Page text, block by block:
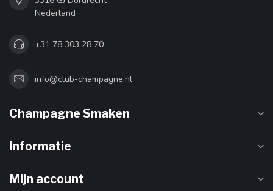
Nederland
+31 78 303 28 70
info@club-champagne.nl
Champagne Smaken
Informatie
Mijn account